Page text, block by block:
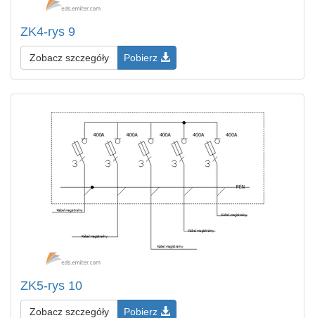
ZK4-rys 9
Zobacz szczegóły Pobierz
ZK5-rys 10
Zobacz szczegóły Pobierz